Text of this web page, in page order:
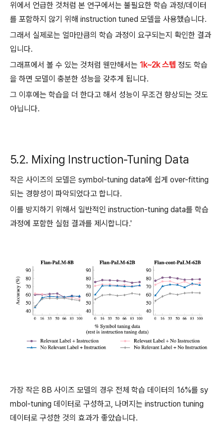
위에서 언급한 것처럼 본 연구에서는 불필요한 학습 과정/데이터
를 포함하지 않기 위해 instruction tuned 모델을 사용했습니다.
그래서 실제로는 얼마만큼의 학습 과정이 요구되는지 확인한 결과
입니다.
그래프에서 볼 수 있는 것처럼 웬만해서는 1k~2k 스텝 정도 학습
을 하면 모델이 충분한 성능을 갖추게 됩니다.
그 이후에는 학습을 더 한다고 해서 성능이 무조건 향상되는 것도
아닙니다.
5.2. Mixing Instruction-Tuning Data
작은 사이즈의 모델은 symbol-tuning data에 쉽게 over-fitting
되는 경향성이 파악되었다고 합니다.
이를 방지하기 위해서 일반적인 instruction-tuning data를 학습
과정에 포함한 실험 결과를 제시합니다.'
가장 작은 8B 사이즈 모델의 경우 전체 학습 데이터의 16%를 sy
mbol-tuning 데이터로 구성하고, 나머지는 instruction tuning
데이터로 구성한 것의 효과가 좋았습니다.